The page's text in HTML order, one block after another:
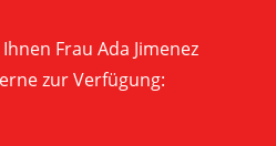
Frau Ada Jimenez
zur Verfügung: